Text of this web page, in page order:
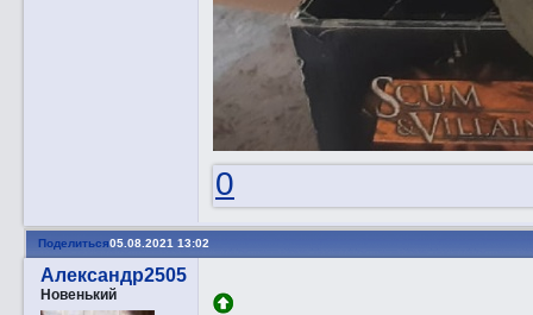
0
Поделиться05.08.2021 13:02
Александр2505
Новенький